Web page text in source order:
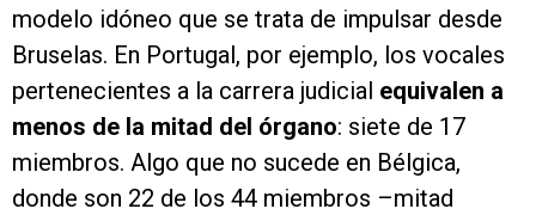
modelo idóneo que se trata de impulsar desde
Bruselas. En Portugal, por ejemplo, los vocales
pertenecientes a la carrera judicial equivalen a
menos de la mitad del órgano: siete de 17
miembros. Algo que no sucede en Bélgica,
donde son 22 de los 44 miembros –mitad